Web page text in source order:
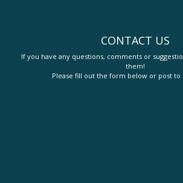
CONTACT US
If you have any questions, comments or
them!
Please fill out the form below or post to